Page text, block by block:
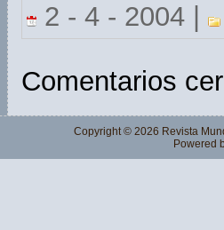
2 - 4 - 2004 |
Comentarios
Copyright © 2026 Revista
Powered